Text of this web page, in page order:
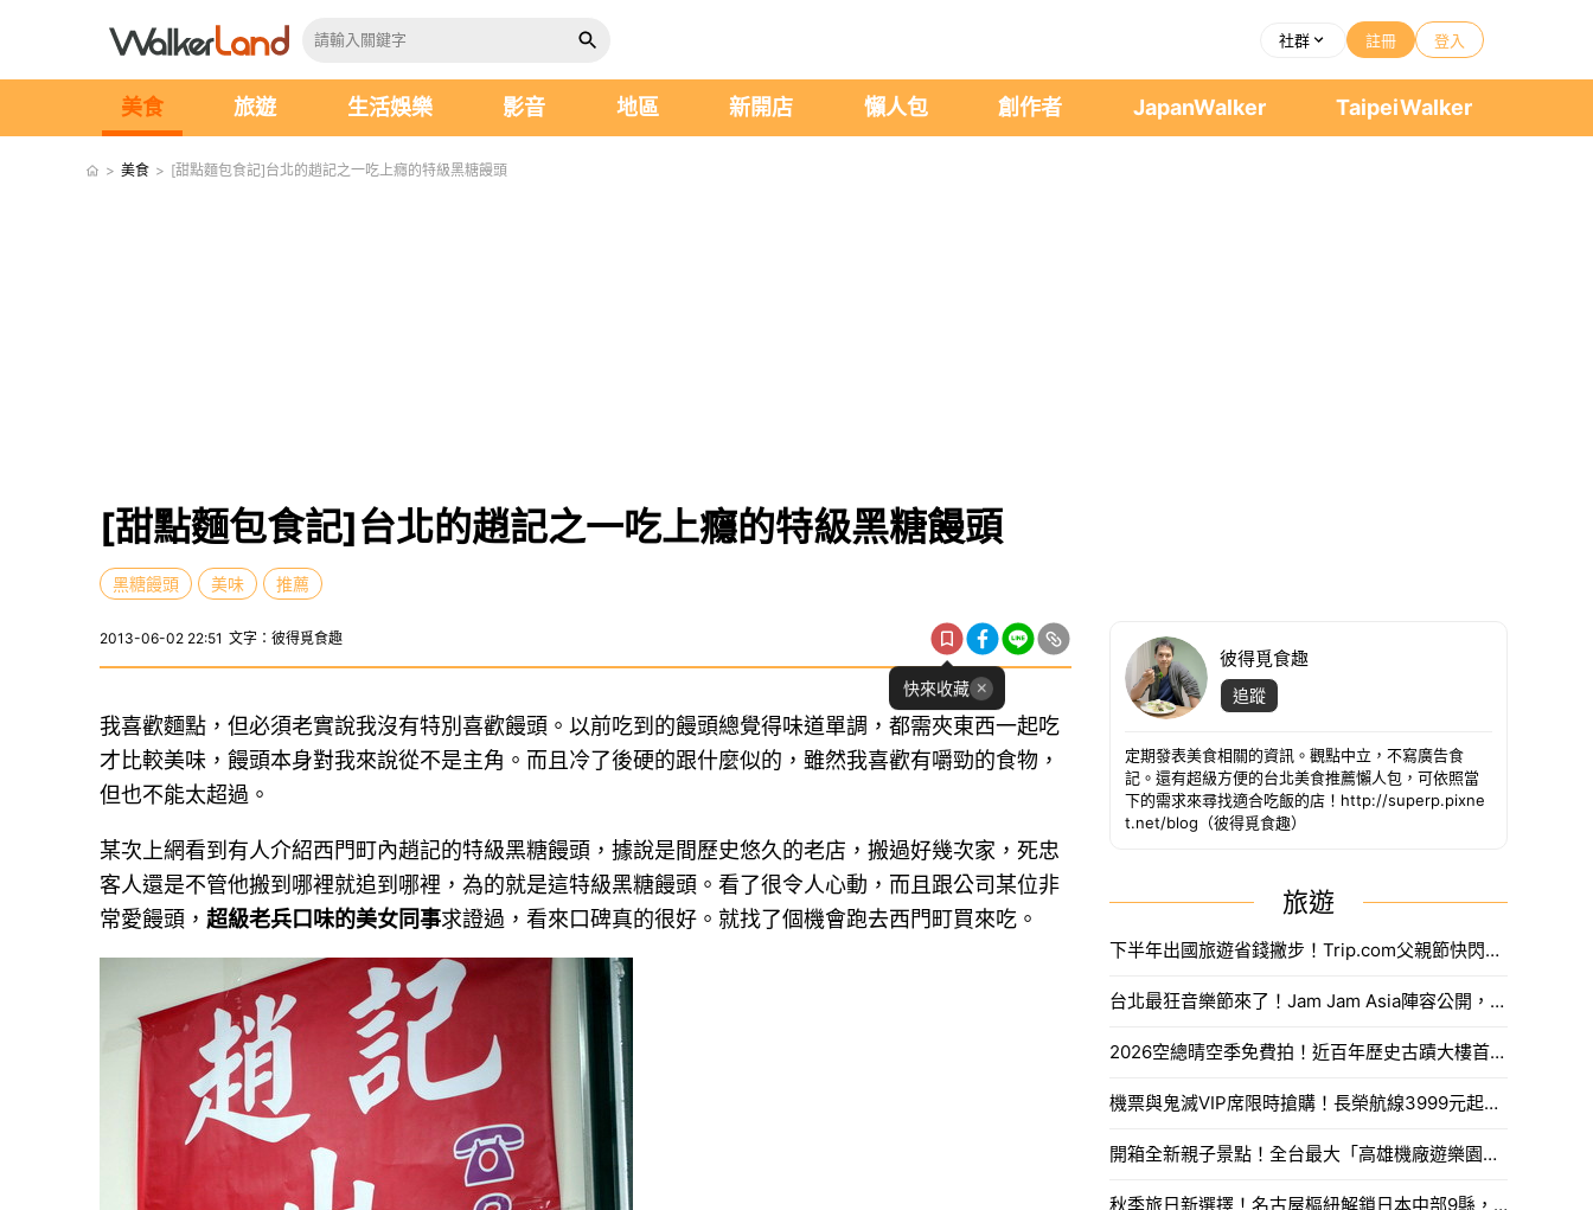
社群 註冊 登入
美食 旅遊 生活娛樂 影音 地區 新開店 懶人包 創作者 JapanWalker TaipeiWalker
> 美食 > [甜點麵包食記]台北的趙記之一吃上癮的特級黑糖饅頭
[甜點麵包食記]台北的趙記之一吃上癮的特級黑糖饅頭
黑糖饅頭 美味 推薦
2013-06-02 22:51 文字：彼得覓食趣
快來收藏
我喜歡麵點，但必須老實說我沒有特別喜歡饅頭。以前吃到的饅頭總覺得味道單調，都需夾東西一起吃
才比較美味，饅頭本身對我來說從不是主角。而且冷了後硬的跟什麼似的，雖然我喜歡有嚼勁的食物，
但也不能太超過。
某次上網看到有人介紹西門町內趙記的特級黑糖饅頭，據說是間歷史悠久的老店，搬過好幾次家，死忠
客人還是不管他搬到哪裡就追到哪裡，為的就是這特級黑糖饅頭。看了很令人心動，而且跟公司某位非
常愛饅頭， 超級老兵口味的美女同事求證過，看來口碑真的很好。就找了個機會跑去西門町買來吃。
彼得覓食趣
追蹤
定期發表美食相關的資訊。觀點中立，不寫廣告食
記。還有超級方便的台北美食推薦懶人包，可依照當
下的需求來尋找適合吃飯的店！http://superp.pixne
t.net/blog（彼得覓食趣）
旅遊
下半年出國旅遊省錢撇步！Trip.com父親節快閃折抵888元限量優惠代碼搶法。
台北最狂音樂節來了！Jam Jam Asia陣容公開，限量奢華住房套票開搶。
2026空總晴空季免費拍！近百年歷史古蹟大樓首度開放，沈浸式光影藝術、星空劇場。
機票與鬼滅VIP席限時搶購！長榮航線3999元起，中信兄弟主題套票8月7日開賣攻略。
開箱全新親子景點！全台最大「高雄機廠遊樂園區」8/8開幕，攀岩場、戲水區30項設施免費玩。
秋季旅日新選擇！名古屋樞紐解鎖日本中部9縣，搶先預訂父親節孝親賞楓之旅。